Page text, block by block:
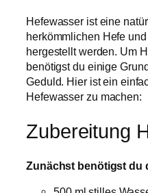
Hefewasser ist eine
herkömmlichen Hefe
hergestellt werden. Um
benötigst du einige
Geduld. Hier ist ein
Hefewasser zu machen:
Zubereitung
Zunächst benötigst du